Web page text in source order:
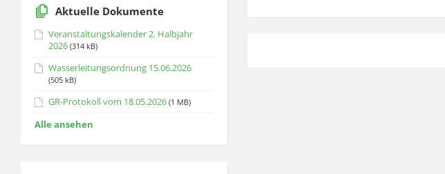
Aktuelle Dokumente
Veranstaltungskalender 2. Halbjahr
2026 (314 kB)
Wasserleitungsordnung 15.06.2026
(505 kB)
GR-Protokoll vom 18.05.2026 (1 MB)
Alle ansehen